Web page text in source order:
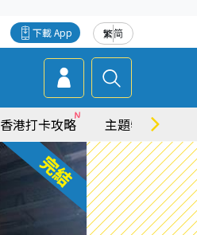
繁简
下載 App
香港打卡攻略 主題特集